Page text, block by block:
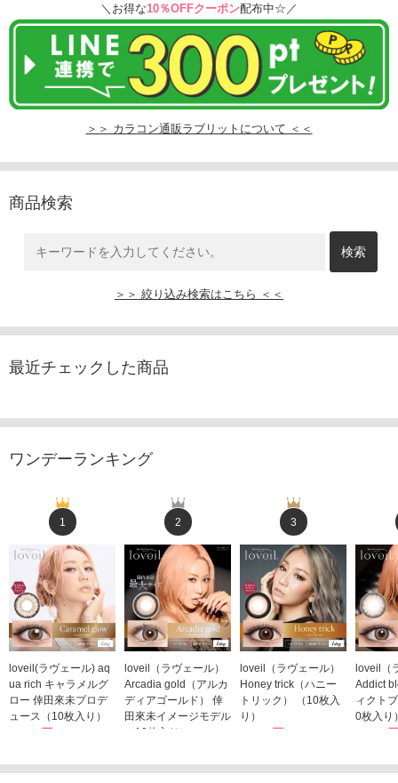
＼お得な10％OFFクーポン配布中☆／
＞＞ カラコン通販ラブリットについて ＜＜
商品検索
＞＞ 絞り込み検索はこちら ＜＜
最近チェックした商品
ワンデーランキング
1
loveil(ラヴェール) aq
ua rich キャラメルグ
ロー 倖田來未プロデ
ュース（10枚入り）
1,760円
2
loveil（ラヴェール）
Arcadia gold（アルカ
ディアゴールド） 倖
田來未イメージモデル
（10枚入り）
3
loveil（ラヴェール）
Honey trick（ハニー
トリック） （10枚入
り）
1,760円
loveil（
Addict
ィクト
0枚入り
1,760